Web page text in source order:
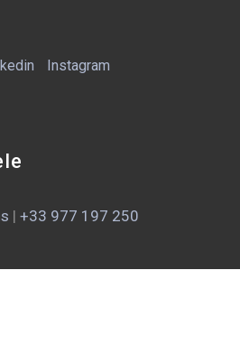
Instagram
| +33 977 197 250